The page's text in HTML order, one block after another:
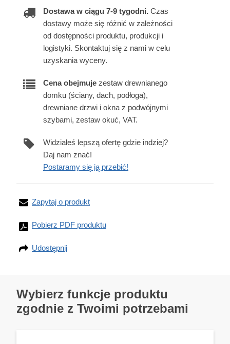
Dostawa w ciągu 7-9 tygodni. Czas
dostawy może się różnić w zależności
od dostępności produktu, produkcji i
logistyki. Skontaktuj się z nami w celu
uzyskania wyceny.
Cena obejmuje zestaw drewnianego
domku (ściany, dach, podłoga),
drewniane drzwi i okna z podwójnymi
szybami, zestaw okuć, VAT.
Widziałeś lepszą ofertę gdzie indziej?
Daj nam znać!
Postaramy się ją przebić!
Zapytaj o produkt
Pobierz PDF produktu
Udostępnij
Wybierz funkcje produktu
zgodnie z Twoimi potrzebami